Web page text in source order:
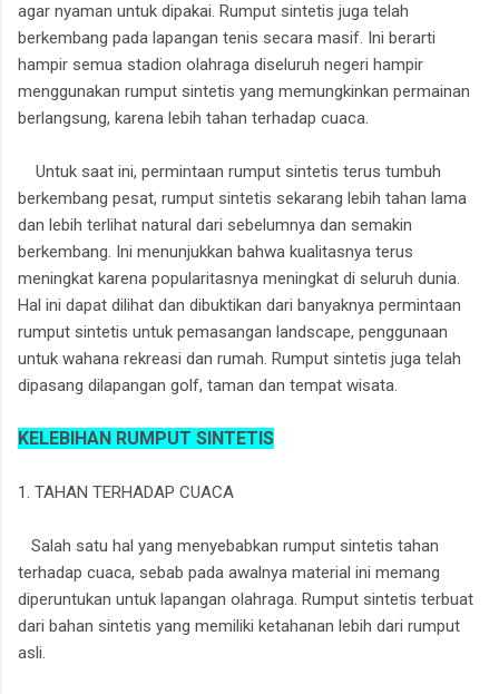
agar nyaman untuk dipakai. Rumput sintetis juga telah
berkembang pada lapangan tenis secara masif. Ini berarti
hampir semua stadion olahraga diseluruh negeri hampir
menggunakan rumput sintetis yang memungkinkan permainan
berlangsung, karena lebih tahan terhadap cuaca.
Untuk saat ini, permintaan rumput sintetis terus tumbuh
berkembang pesat, rumput sintetis sekarang lebih tahan lama
dan lebih terlihat natural dari sebelumnya dan semakin
berkembang. Ini menunjukkan bahwa kualitasnya terus
meningkat karena popularitasnya meningkat di seluruh dunia.
Hal ini dapat dilihat dan dibuktikan dari banyaknya permintaan
rumput sintetis untuk pemasangan landscape, penggunaan
untuk wahana rekreasi dan rumah. Rumput sintetis juga telah
dipasang dilapangan golf, taman dan tempat wisata.
KELEBIHAN RUMPUT SINTETIS
1. TAHAN TERHADAP CUACA
Salah satu hal yang menyebabkan rumput sintetis tahan
terhadap cuaca, sebab pada awalnya material ini memang
diperuntukan untuk lapangan olahraga. Rumput sintetis terbuat
dari bahan sintetis yang memiliki ketahanan lebih dari rumput
asli.